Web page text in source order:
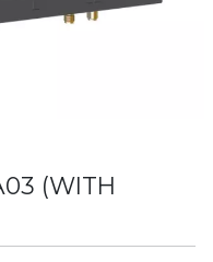
(WITH